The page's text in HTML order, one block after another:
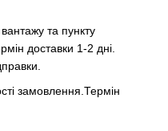
та пункту
доставки 1-2 дні.
замовлення.Термін
після відправки.